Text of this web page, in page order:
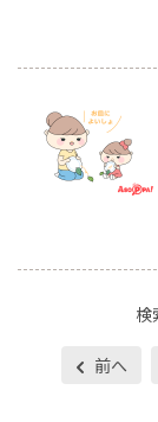
検
前へ